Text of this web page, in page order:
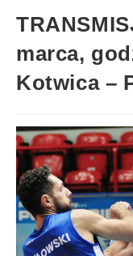
marca,
Kotwica –